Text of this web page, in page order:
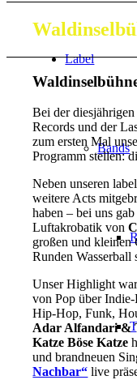
Label
Bands
Bei der
Records und der
zum ersten Mal
Programm stellen:
Neben unseren
weitere Acts
haben – bei uns
Luftakrobatik von
großen und kleinen
Runden
Unser Highlight
von Pop über
Hip-Hop, Funk,
Adar Alfandari &
Katze Böse Katze
und brandneuen
Nachbar“ live